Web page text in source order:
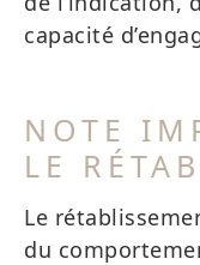
capacité
NOTE
LE
Le
du